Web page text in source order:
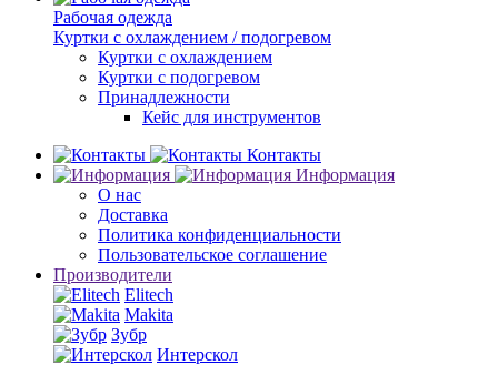
Рабочая одежда
Куртки с охлаждением / подогревом
Куртки с охлаждением
Куртки с подогревом
Принадлежности
Кейс для инструментов
Контакты
Информация
О нас
Доставка
Политика конфиденциальности
Пользовательское соглашение
Производители
Elitech
Makita
Зубр
Интерскол